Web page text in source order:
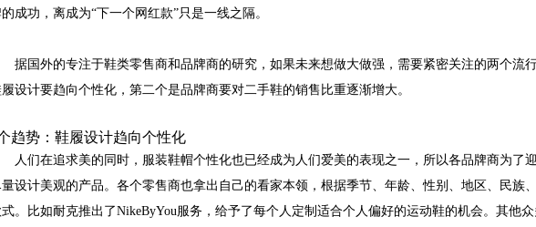
成功，离成为“下一个网红款”只是一线之隔。
据国外的专注于鞋类零售商和品牌商的研究，如果未来想做大做强，需要紧密关注的两个流
设计要趋向个性化，第二个是品牌商要对二手鞋的销售比重逐渐增大。
趋势：鞋履设计趋向个性化
人们在追求美的同时，服装鞋帽个性化也已经成为人们爱美的表现之一，所以各品牌商为了
设计美观的产品。各个零售商也拿出自己的看家本领，根据季节、年龄、性别、地区、民族
。比如耐克推出了NikeByYou服务，给予了每个人定制适合个人偏好的运动鞋的机会。其他